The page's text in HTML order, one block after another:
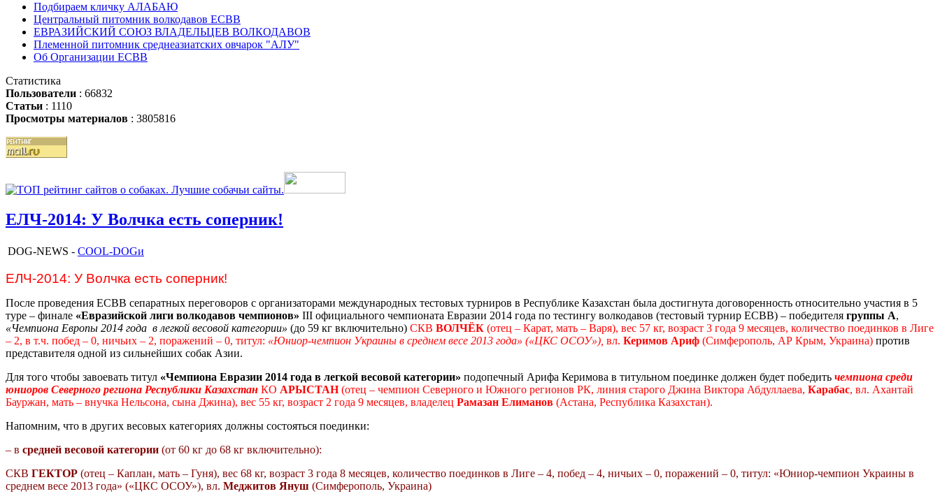
Подбираем кличку АЛАБАЮ
Центральный питомник волкодавов ЕСВВ
ЕВРАЗИЙСКИЙ СОЮЗ ВЛАДЕЛЬЦЕВ ВОЛКОДАВОВ
Племенной питомник среднеазиатских овчарок "АЛУ"
Об Организации ЕСВВ
Статистика
Пользователи : 66832
Статьи : 1110
Просмотры материалов : 3805816
ЕЛЧ-2014: У Волчка есть соперник!
DOG-NEWS - COOL-DOGи
ЕЛЧ-2014: У Волчка есть соперник!
После проведения ЕСВВ сепаратных переговоров с организаторами международных тестовых турниров в Республике Казахстан была достигнута договоренность относительно участия в 5
туре – финале «Евразийской лиги волкодавов чемпионов» III официального чемпионата Евразии 2014 года по тестингу волкодавов (тестовый турнир ЕСВВ) – победителя группы А,
«Чемпиона Европы 2014 года в легкой весовой категории» (до 59 кг включительно) СКВ ВОЛЧЁК (отец – Карат, мать – Варя), вес 57 кг, возраст 3 года 9 месяцев, количество поединков в Лиге
– 2, в т.ч. побед – 0, ничьих – 2, поражений – 0, титул: «Юниор-чемпион Украины в среднем весе 2013 года» («ЦКС ОСОУ»), вл. Керимов Ариф (Симферополь, АР Крым, Украина) против
представителя одной из сильнейших собак Азии.
Для того чтобы завоевать титул «Чемпиона Евразии 2014 года в легкой весовой категории» подопечный Арифа Керимова в титульном поединке должен будет победить чемпиона среди
юниоров Северного региона Республики Казахстан КО АРЫСТАН(отец – чемпион Северного и Южного регионов РК, линия старого Джина Виктора Абдуллаева, Карабас, вл. Ахантай
Бауржан, мать – внучка Нельсона, сына Джина), вес 55 кг, возраст 2 года 9 месяцев, владелец Рамазан Елиманов (Астана, Республика Казахстан).
Напомним, что в других весовых категориях должны состояться поединки:
– в средней весовой категории (от 60 кг до 68 кг включительно):
СКВ ГЕКТОР (отец – Каплан, мать – Гуня), вес 68 кг, возраст 3 года 8 месяцев, количество поединков в Лиге – 4, побед – 4, ничьих – 0, поражений – 0, титул: «Юниор-чемпион Украины в
среднем весе 2013 года» («ЦКС ОСОУ»), вл. Меджитов Януш (Симферополь, Украина)